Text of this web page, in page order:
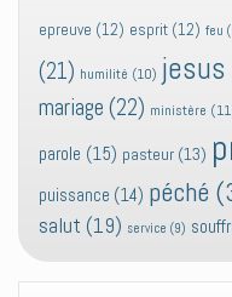
epreuve (12) esprit (12) feu
(21) humilité (10) jesus
mariage (22) ministère
parole (15) pasteur (13)
puissance (14) péché
salut (19) service (9)